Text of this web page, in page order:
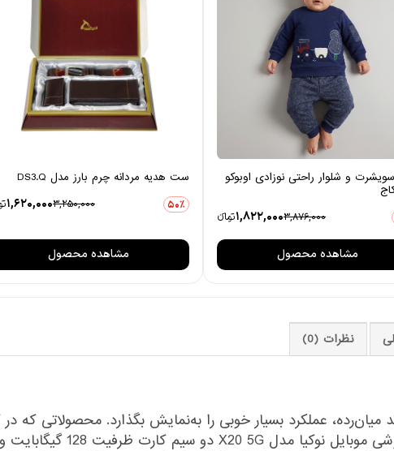
و شلوار راحتی نوزادی اوبوکو
3,876,000
1,822,000تومانءء
مشاهده محصول
ست هدیه مردانه چرم بارز مدل DS3.Q
50٪ 3,250,000
1,620,000
مشاهده محصول
نظرات (0)
میان‌رده، عملکرد بسیار خوبی را به‌نمایش بگذارد. محصولاتی